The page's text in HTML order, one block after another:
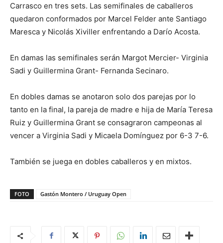
Carrasco en tres sets. Las semifinales de caballeros
quedaron conformados por Marcel Felder ante Santiago
Maresca y Nicolás Xiviller enfrentando a Darío Acosta.
En damas las semifinales serán Margot Mercier- Virginia
Sadi y Guillermina Grant- Fernanda Secinaro.
En dobles damas se anotaron solo dos parejas por lo
tanto en la final, la pareja de madre e hija de María Teresa
Ruiz y Guillermina Grant se consagraron campeonas al
vencer a Virginia Sadi y Micaela Domínguez por 6-3 7-6.
También se juega en dobles caballeros y en mixtos.
FOTO Gastón Montero / Uruguay Open